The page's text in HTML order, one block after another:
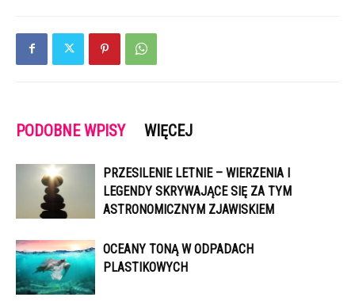
PODOBNE WPISY WIĘCEJ
PRZESILENIE LETNIE – WIERZENIA I
LEGENDY SKRYWAJĄCE SIĘ ZA TYM
ASTRONOMICZNYM ZJAWISKIEM
OCEANY TONĄ W ODPADACH
PLASTIKOWYCH